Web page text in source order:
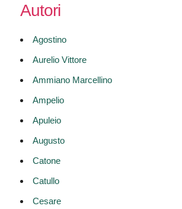
Autori
Agostino
Aurelio Vittore
Ammiano Marcellino
Ampelio
Apuleio
Augusto
Catone
Catullo
Cesare